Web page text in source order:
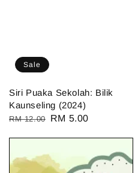
Sale
Siri Puaka Sekolah: Bilik
Kaunseling (2024)
Regular
RM 12.00
Sale
RM 5.00